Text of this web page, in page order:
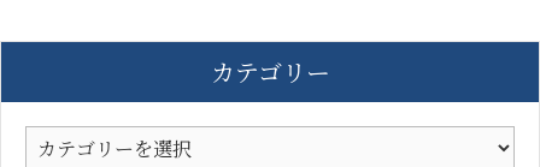
カテゴリー